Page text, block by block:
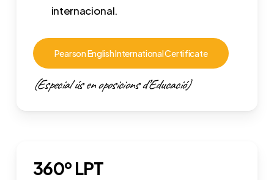
internacional.
Pearson English International Certificate
(Especial ús en oposicions d’Educació)
360º LPT